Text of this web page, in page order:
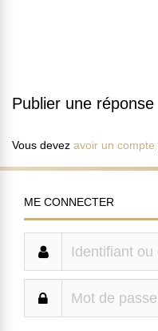
Publier une réponse
Vous devez avoir un compte
ME CONNECTER